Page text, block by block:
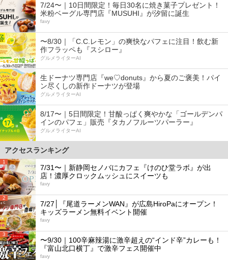
7/24〜｜10日間限定！毎日30名に焼き菓子プレゼント！
米粉ベーグル専門店『MUSUHI』が汐留に誕生
favy
〜8/30｜「C.C.レモン」の爽快なパフェに注目！飲む新
作フラッペも『スシロー』
グルメライターAI
生ドーナツ専門店『we♡donuts』から夏のご褒美！パイ
ン尽くしの新作ドーナツが登場
グルメライターAI
8/17〜｜5日間限定！甘酸っぱく爽やかな「ゴールデンパ
インのパフェ」販売『タカノフルーツパーラー』
グルメライターAI
アクセスランキング
1
7/31〜｜新静岡セノバにカフェ『けのひ堂ラボ』が出
店！濃厚クロックムッシュにスイーツも
favy
2
7/27│『尾道ラーメンWAN』が広島HiroPaにオープン！
キッズラーメン無料イベント開催
favy
3
〜9/30｜100辛麻辣湯に激辛超えの“インド辛”カレーも！
『富山北口横丁』で激辛フェス開催中
favy